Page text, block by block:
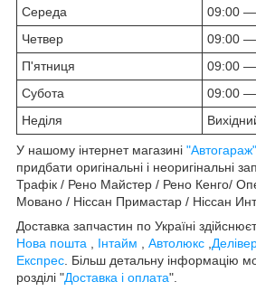
Середа
09:00
Четвер
09:00
П'ятниця
09:00
Субота
09:00
Неділя
У нашому інтернет магазині "Автогараж"
придбати оригінальні і неоригінальні
Трафік / Рено Майстер / Рено Кенго/
Мовано / Ніссан Примастар / Ніссан
Доставка запчастин по Україні
Нова пошта
Інтайм Автолюкс
Експрес . Більш детальну інформацію
розділі "Доставка і оплата".